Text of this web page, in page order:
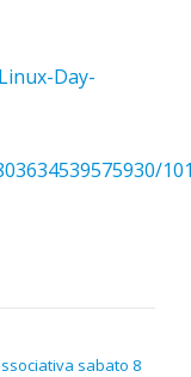
Day-
sabato 8